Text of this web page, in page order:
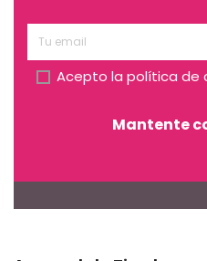
Acepto la política de
Mantente